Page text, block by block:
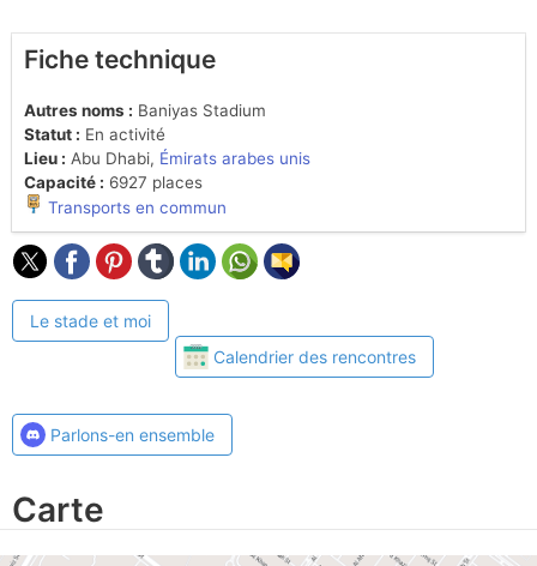
Fiche technique
Autres noms : Baniyas Stadium
Statut : En activité
Lieu : Abu Dhabi, Émirats arabes unis
Capacité : 6927 places
Transports en commun
Le stade et moi
Calendrier des rencontres
Parlons-en ensemble
Carte